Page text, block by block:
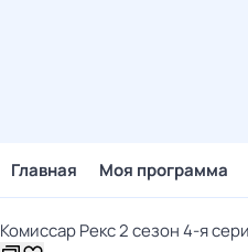
Главная Моя программа
Комиссар Рекс 2 сезон 4-я